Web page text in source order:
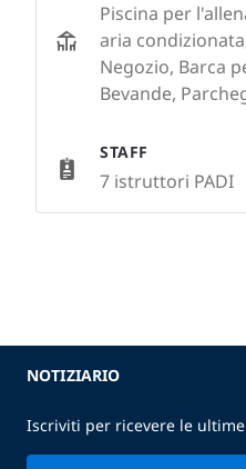
Piscina per
aria
Negozio, Barca
Bevande,
STAFF
7 istruttori PADI
NOTIZIARIO
Iscriviti per ricevere le